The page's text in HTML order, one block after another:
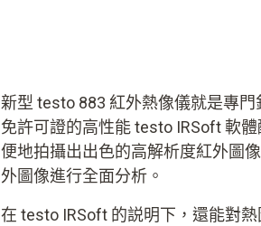
新型 testo 883 紅外熱像儀就是專
免許可證的高性能 testo IRSoft 軟
便地拍攝出出色的高解析度紅外圖
外圖像進行全面分析。
在 testo IRSoft 的説明下，還能對